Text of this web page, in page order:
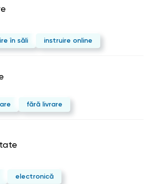
în săli instruire online
fără livrare
electronică